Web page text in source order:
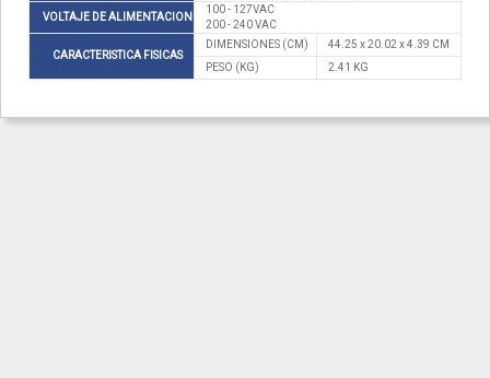
VOLTAJE DE ALIMENTACION
100 - 127VAC
200 - 240 VAC
CARACTERISTICA FISICAS
DIMENSIONES (CM)
44.25 x 20.02 x 4.39 CM
PESO (KG)
2.41 KG